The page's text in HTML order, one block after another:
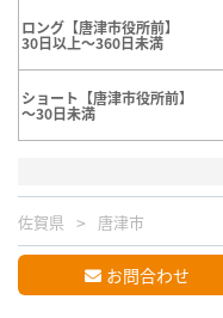
ロング【唐津市役所前】
30日以上～360日未満
ショート【唐津市役所前】
～30日未満
佐賀県 唐津市
お問合わせ